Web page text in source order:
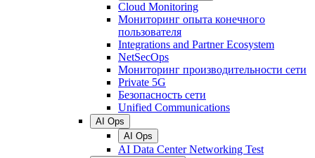
Cloud Monitoring
Мониторинг опыта конечного
пользователя
Integrations and Partner Ecosystem
NetSecOps
Мониторинг производительности сети
Private 5G
Безопасность сети
Unified Communications
AI Ops
AI Ops
AI Data Center Networking Test